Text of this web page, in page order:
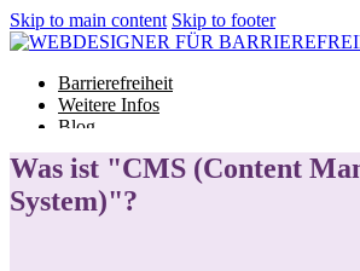
Skip to main content Skip to footer
Barrierefreiheit
Weitere Infos
Blog
Glossar
Was ist "CMS (Content
System)"?